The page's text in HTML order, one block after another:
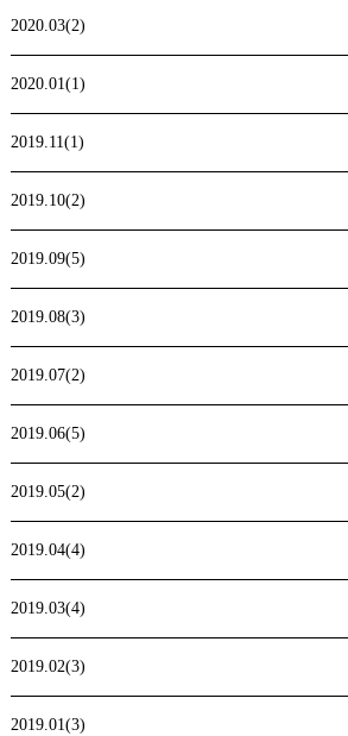
2020.03(2)
2020.01(1)
2019.11(1)
2019.10(2)
2019.09(5)
2019.08(3)
2019.07(2)
2019.06(5)
2019.05(2)
2019.04(4)
2019.03(4)
2019.02(3)
2019.01(3)